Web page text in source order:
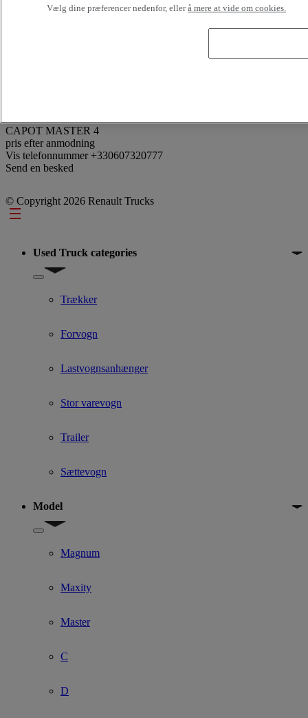
CAPOT MASTER 4
pris efter anmodning
Vis telefonnummer +330607320777
Send en besked
© Copyright 2026 Renault Trucks
Footer
Used Truck categories
Show submenu for Used Truck categories
Trækker
Forvogn
Lastvognsanhænger
Stor varevogn
Trailer
Sættevogn
Model
Show submenu for Model
Magnum
Maxity
Master
C
D
Vælg dine præferencer nedenfor, ellerå mere at vide om cookies.